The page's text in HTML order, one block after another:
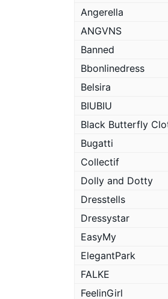
Angerella
ANGVNS
Banned
Bbonlinedress
Belsira
BIUBIU
Black Butterfly
Bugatti
Collectif
Dolly and Dotty
Dresstells
Dressystar
EasyMy
ElegantPark
FALKE
FeelinGirl